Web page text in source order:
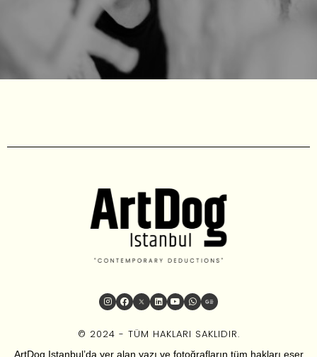
© 2024 - TÜM HAKLARI SAKLIDIR.
ArtDog Istanbul’da yer alan yazı ve fotoğrafların tüm hakları eser